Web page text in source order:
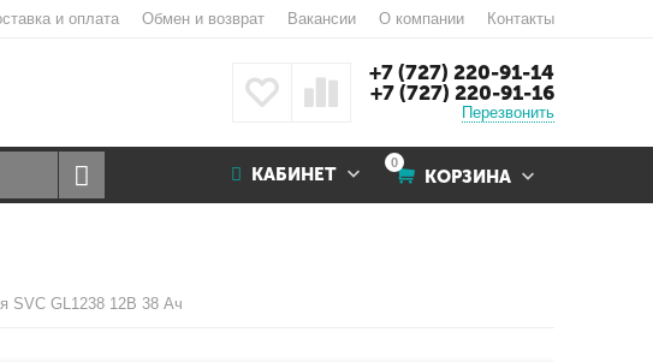
и оплата Обмен и возврат Вакансии О компании Контакты
+7 (727) 220-91-14
+7 (727) 220-91-16
Перезвонить
0
КОРЗИНА
КАБИНЕТ
SVC GL1238 12В 38 Ач